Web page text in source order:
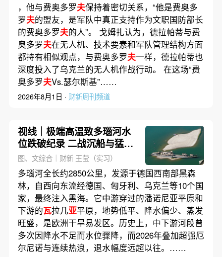
，他与费奥多罗夫保持着密切关系，“他是费奥多
罗夫的盟友，是军队中真正支持作为文职国防部长
的费奥多罗夫的人”。 戈姆扎认为，德拉帕蒂与费
奥多罗夫在无人机、技术要素和军队管理结构方面
都持有相似观点，与费奥多罗夫一样，德拉帕蒂也
深度投入了乌克兰的无人机作战行动。 在这场“费
奥多罗夫Vs.瑟尔斯基”……
2026年8月1日 · 财新周刊频道
视线｜极端高温致多瑙河水
位跌破纪录 二战沉船与猛犸
象化石接连露出
图、文综合｜财新 王莹（实习）
多瑙河全长约2850公里，发源于德国西南部黑森
林，自西向东流经德国、匈牙利、乌克兰等10个国
家，最终注入黑海。它中游穿过的潘诺尼亚平原和
下游的瓦拉几亚平原，地势低平、降水偏少、蒸发
旺盛，是欧洲干旱易发区。历史上，中下游河段曾
多次因降水不足而水位骤降，而2026年叠加超强厄
尔尼诺与连续热浪，退水幅度远超以往。……